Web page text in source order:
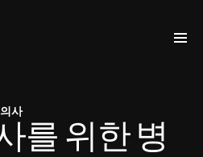
사
를 위한 병